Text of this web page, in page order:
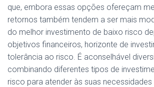
que, embora essas opções ofereçam
retornos também tendem a ser mais
do melhor investimento de baixo risco
objetivos financeiros, horizonte de
tolerância ao risco. É aconselhável
combinando diferentes tipos de
risco para atender às suas